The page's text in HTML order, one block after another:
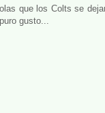
que los Colts se
gusto...